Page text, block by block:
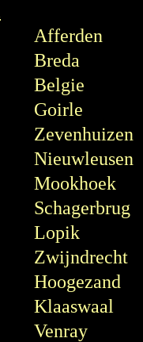
Afferden
Breda
Belgie
Goirle
Zevenhuizen
Nieuwleusen
Mookhoek
Schagerbrug
Lopik
Zwijndrecht
Hoogezand
Klaaswaal
Venray